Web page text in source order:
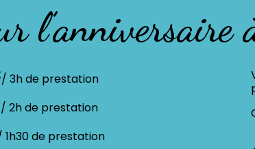
l’anniversaire
/ 3h de prestation
/ 2h de prestation
1h30 de prestation